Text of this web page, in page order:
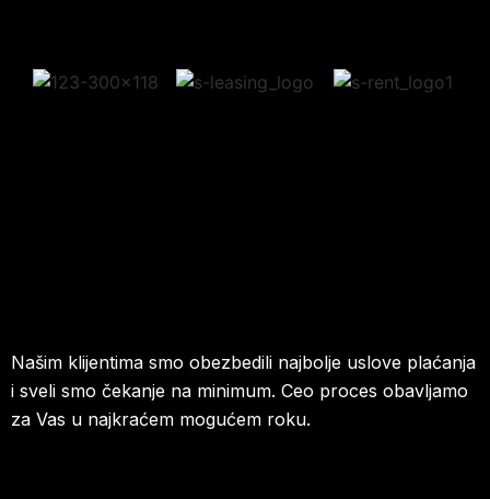
Našim klijentima smo obezbedili najbolje uslove plaćanja
i sveli smo čekanje na minimum. Ceo proces obavljamo
za Vas u najkraćem mogućem roku.